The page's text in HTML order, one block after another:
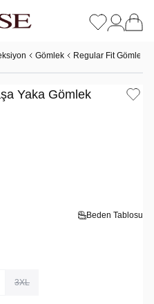
Gömlek Regular Fit Gömlek
Yaka Gömlek
Beden Tablosu
3XL